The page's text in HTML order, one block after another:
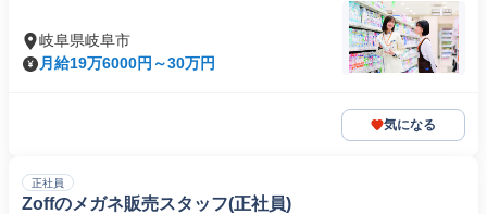
岐阜県岐阜市
月給19万6000円～30万円
気になる
正社員
Zoffのメガネ販売スタッフ(正社員)